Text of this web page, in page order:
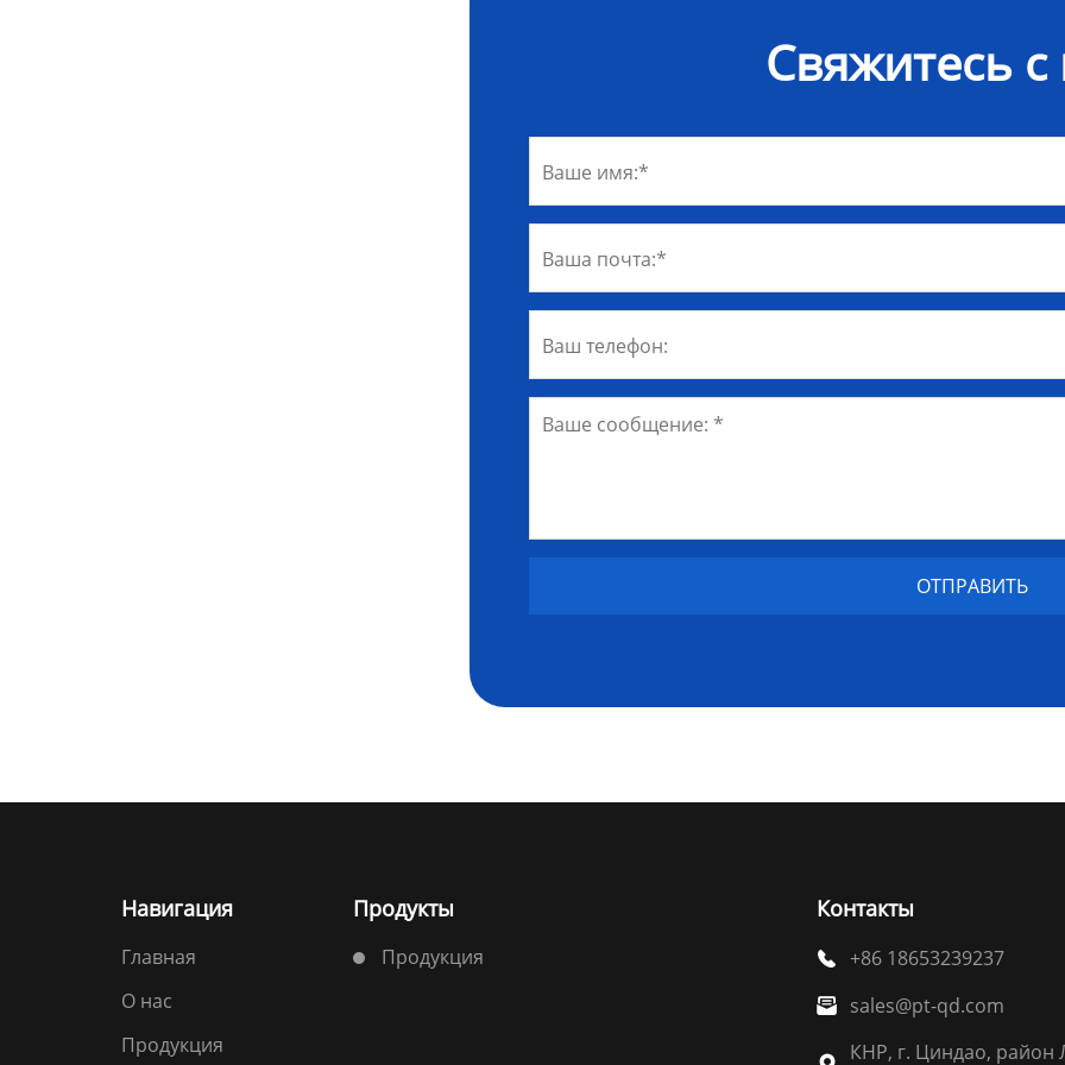
Свяжитесь
Навигация
Главная
О нас
Продукция
Продукты
Продукция
Контакты
 +86 18653239237
 sales@pt-qd.com
КНР, г. Циндао, район